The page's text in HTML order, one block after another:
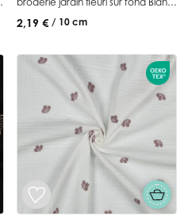
2,19 € / 10 cm